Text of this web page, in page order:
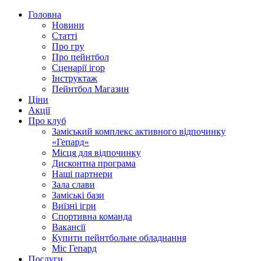
Головна
Новини
Статті
Про гру
Про пейнтбол
Сценарії ігор
Інструктаж
Пейнтбол Магазин
Ціни
Акції
Про клуб
Заміський комплекс активного відпочинку
«Гепард»
Місця для відпочинку
Дисконтна програма
Наші партнери
Зала слави
Заміські бази
Виїзні ігри
Спортивна команда
Вакансії
Купити пейнтбольне обладнання
Міс Гепард
Послуги